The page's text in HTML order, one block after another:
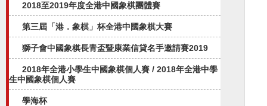
2018至2019年度全港中國象棋團體賽
第三屆「港．象棋」杯全港中國象棋大賽
獅子會中國象棋長青盃暨康業信貸名手邀請賽2019
2018年全港小學生中國象棋個人賽 / 2018年全港中學
生中國象棋個人賽
學海杯